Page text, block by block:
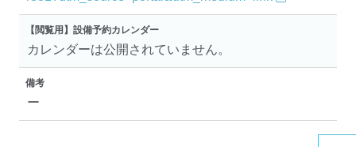
【閲覧用】設備予約カレンダー
カレンダーは公開されていません。
備考
ー